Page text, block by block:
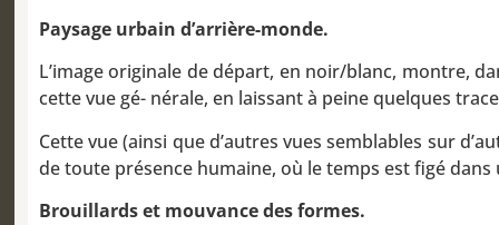
Paysage urbain d’arrière-monde.
L’image originale de départ, en noir/blanc, montre,
cette vue gé- nérale, en laissant à peine quelques
Cette vue (ainsi que d’autres vues semblables sur
de toute présence humaine, où le temps est figé
Brouillards et mouvance des formes.